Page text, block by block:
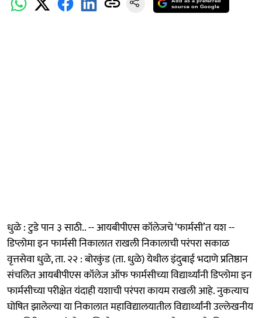
source on Google
धुळे : टुडे पान ३ साठी.. -- आयबीपीएस कॉलेजचे ‘फार्मसी’त यश --
डिप्लोमा इन फार्मसी निकालात राखली निकालाची परंपरा सकाळ
वृत्तसेवा धुळे, ता. २२ : बोरकुंड (ता. धुळे) येथील इंदुबाई भदाणे प्रतिष्ठान
संचलित आयबीपीएस कॉलेज ऑफ फार्मसीच्या विद्यार्थ्यांनी डिप्लोमा इन
फार्मसीच्या परीक्षेत यंदाही यशाची परंपरा कायम राखली आहे. नुकत्याच
घोषित झालेल्या या निकालात महाविद्यालयातील विद्यार्थ्यांनी उल्लेखनीय